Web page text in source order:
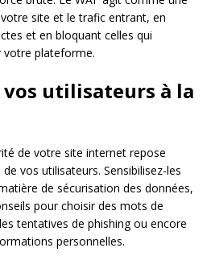
site et le trafic entrant, en
et en bloquant celles qui
votre plateforme.
vos utilisateurs à la
de votre site internet repose
vos utilisateurs. Sensibilisez-les
de sécurisation des données,
pour choisir des mots de
tentatives de phishing ou encore
personnelles.